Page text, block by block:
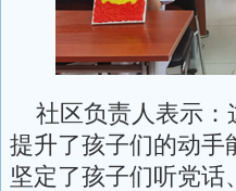
社区负责人表示：
提升了孩子们的动手
坚定了孩子们听党